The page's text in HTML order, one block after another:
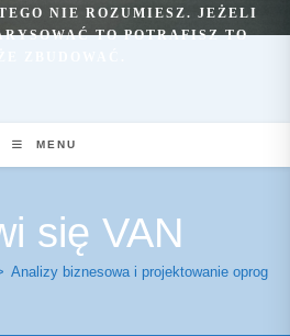
NIE ROZUMIESZ. JEŻELI
TO POTRAFISZ TO
MENU
się VAN
Analizy biznesowa i projektowanie